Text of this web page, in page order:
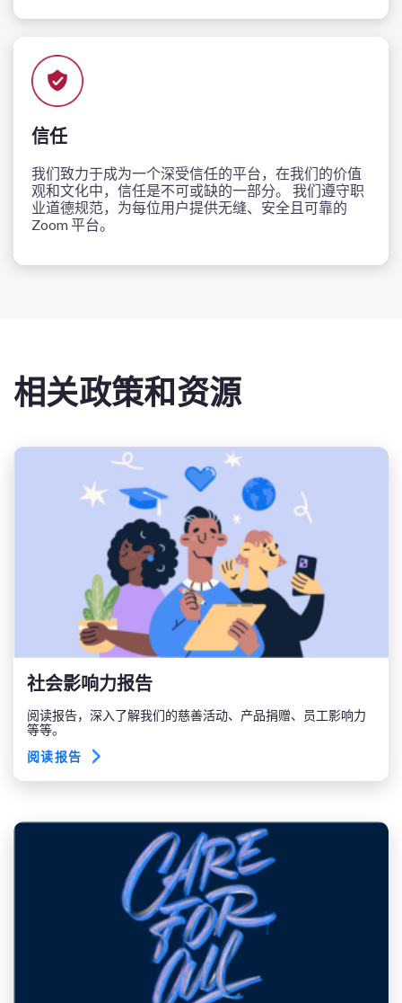
信任
我们致力于成为一个深受信任的平台，在我们的价值
观和文化中，信任是不可或缺的一部分。 我们遵守职
业道德规范，为每位用户提供无缝、安全且可靠的
Zoom 平台。
相关政策和资源
社会影响力报告
阅读报告，深入了解我们的慈善活动、产品捐赠、员工影响力
等等。
阅读报告